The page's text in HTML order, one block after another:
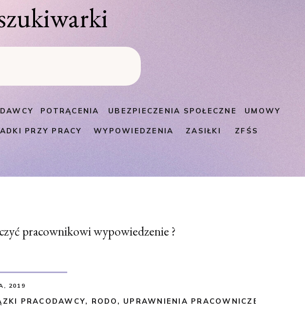
POTRĄCENIA UMOWY
UBEZPIECZENIA SPOŁECZNE
PRZY PRACY WYPOWIEDZENIA ZASIŁKI ZFŚS
PRACODAWCY, RODO , UPRAWNIENIA PRACOWNICZE
2019
pracownikowi wypowiedzenie ?